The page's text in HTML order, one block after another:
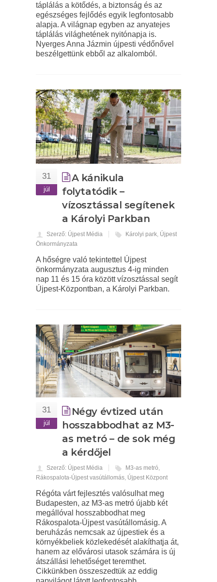
táplálás a kötődés, a biztonság és az
egészséges fejlődés egyik legfontosabb
alapja. A világnap egyben az anyatejes
táplálás világhetének nyitónapja is.
Nyerges Anna Jázmin újpesti védőnővel
beszélgettünk ebből az alkalomból.
31
júl
A kánikula
folytatódik –
vízosztással segítenek
a Károlyi Parkban
Szerző: Újpest Média Károlyi park Újpest
Önkormányzata
A hőségre való tekintettel Újpest
önkormányzata augusztus 4-ig minden
nap 11 és 15 óra között vízosztással segít
Újpest-Központban, a Károlyi Parkban.
31
júl
Négy évtized után
hosszabbodhat az M3-
as metró – de sok még
a kérdőjel
Szerző: Újpest Média M3-as metró
Rákospalota-Újpest vasútállomás Újpest Központ
Régóta várt fejlesztés valósulhat meg
Budapesten, az M3-as metró újabb két
megállóval hosszabbodhat meg
Rákospalota-Újpest vasútállomásig. A
beruházás nemcsak az újpestiek és a
környékbeliek közlekedését alakíthatja át,
hanem az elővárosi utasok számára is új
átszállási lehetőséget teremthet.
Cikkünkben összeszedtük az eddig